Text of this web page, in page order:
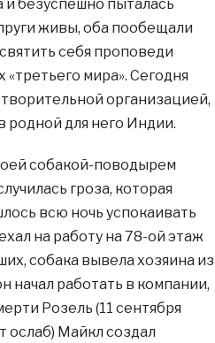
и безуспешно пыталась
живы, оба пообещали
себя проповеди
мира». Сегодня
организацией,
родной для него Индии.
собакой-поводырем
гроза, которая
всю ночь успокаивать
на работу на 78-ой этаж
собака вывела хозяина из
начал работать в компании,
Розель (11 сентября
ослаб) Майкл создал